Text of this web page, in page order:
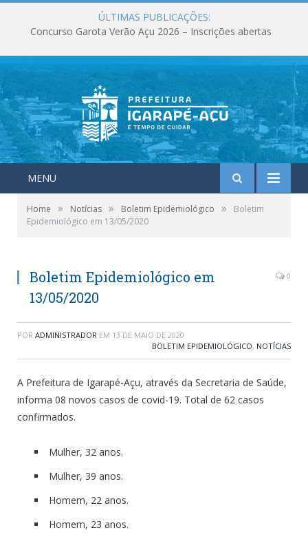
ÚLTIMAS PUBLICAÇÕES:
Concurso Garota Verão Açu 2026 – Inscrições abertas
MENU
Home » Notícias » Boletim Epidemiológico »
Boletim
Epidemiológico em 13/05/2020
Boletim Epidemiológico em
13/05/2020
0
POR ADMINISTRADOR EM 13 DE MAIO DE 2020
BOLETIM EPIDEMIOLÓGICO, NOTÍCIAS
A Prefeitura de Igarapé-Açu, através da Secretaria de Saúde,
informa 08 novos casos de covid-19. Total de 62 casos
confirmados.
Mulher, 32 anos.
Mulher, 39 anos.
Homem, 22 anos.
Homem, 23 anos.